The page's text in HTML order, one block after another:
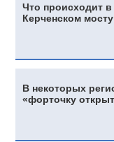
Что происходит
Керченском мосту
В некоторых
«форточку